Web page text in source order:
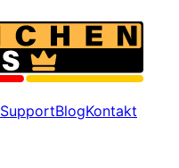
SupportBlogKontakt